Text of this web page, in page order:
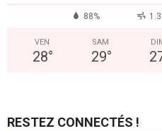
88%
VEN
28°
SAM
29°
RESTEZ CONNECTÉS !